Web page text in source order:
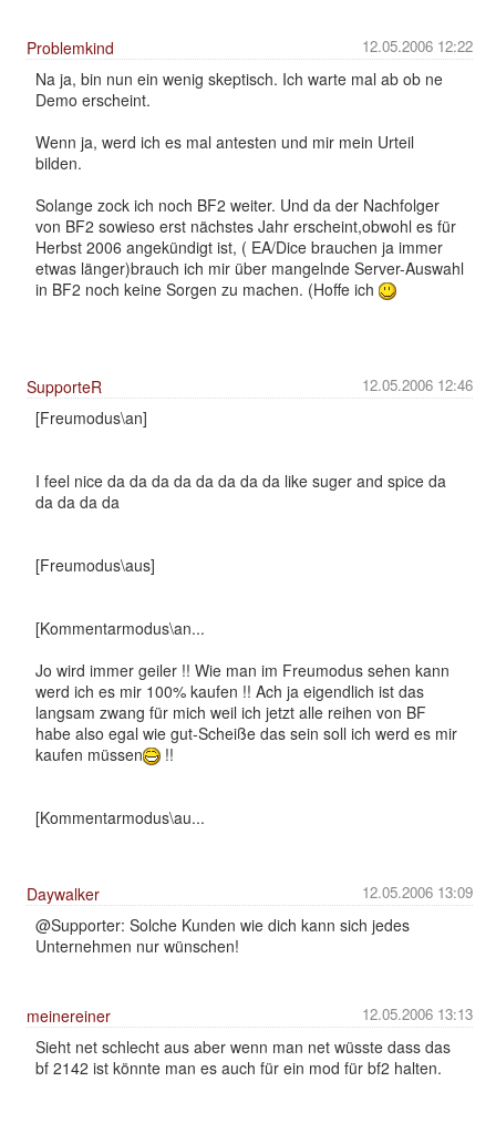
12.05.2006 12:22
Problemkind
Na ja, bin nun ein wenig skeptisch. Ich warte mal ab ob ne
Demo erscheint.
Wenn ja, werd ich es mal antesten und mir mein Urteil
bilden.
Solange zock ich noch BF2 weiter. Und da der Nachfolger
von BF2 sowieso erst nächstes Jahr erscheint,obwohl es für
Herbst 2006 angekündigt ist, ( EA/Dice brauchen ja immer
etwas länger)brauch ich mir über mangelnde Server-Auswahl
in BF2 noch keine Sorgen zu machen. (Hoffe ich
12.05.2006 12:46
SupporteR
[Freumodus\an]
I feel nice da da da da da da da da like suger and spice da
da da da da
[Freumodus\aus]
[Kommentarmodus\an...
Jo wird immer geiler !! Wie man im Freumodus sehen kann
werd ich es mir 100% kaufen !! Ach ja eigendlich ist das
langsam zwang für mich weil ich jetzt alle reihen von BF
habe also egal wie gut-Scheiße das sein soll ich werd es mir
kaufen müssen
!!
[Kommentarmodus\au...
12.05.2006 13:09
Daywalker
@Supporter: Solche Kunden wie dich kann sich jedes
Unternehmen nur wünschen!
12.05.2006 13:13
meinereiner
Sieht net schlecht aus aber wenn man net wüsste dass das
bf 2142 ist könnte man es auch für ein mod für bf2 halten.